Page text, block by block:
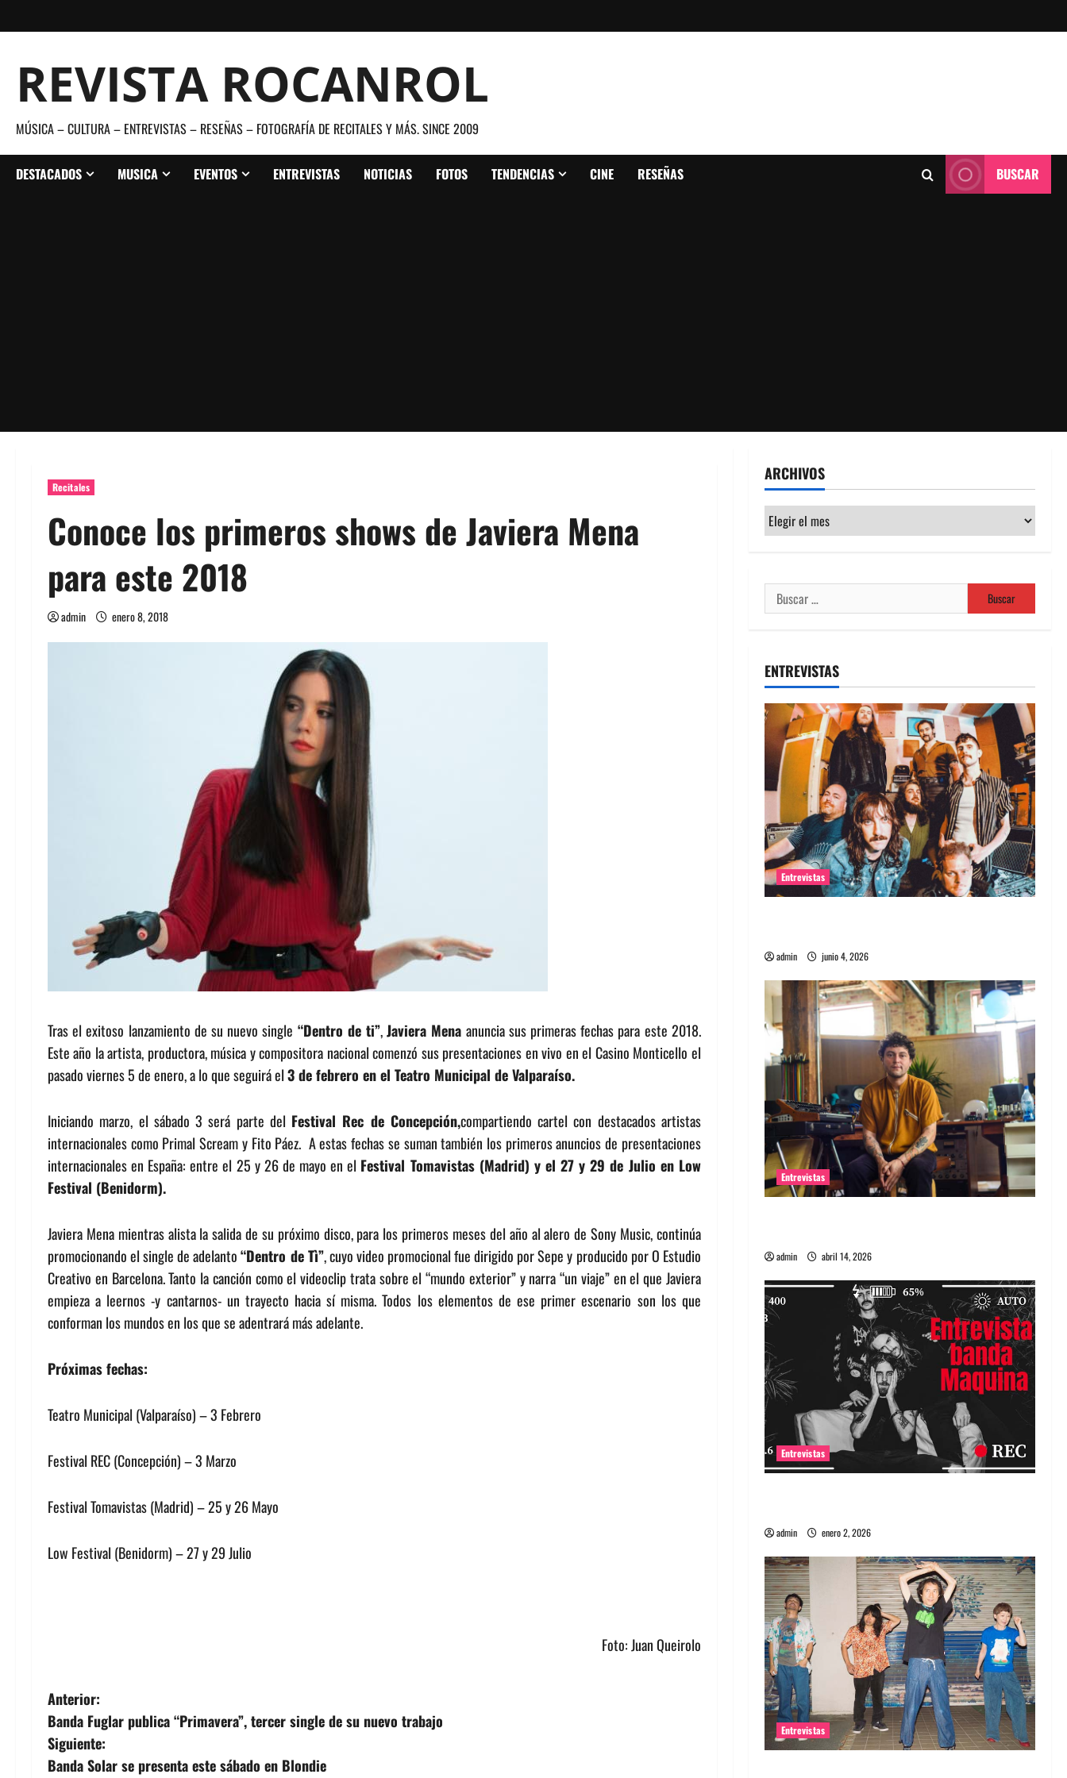
al
REVISTA ROCANROL
MÚSICA – CULTURA – ENTREVISTAS – RESEÑAS – FOTOGRAFÍA DE RECITALES Y MÁS. SINCE 2009
DESTACADOS MUSICA EVENTOS ENTREVISTAS NOTICIAS FOTOS TENDENCIAS CINE RESEÑAS BUSCAR
Recitales
Conoce los primeros shows de Javiera Mena
para este 2018
admin enero 8, 2018
Tras el exitoso lanzamiento de su nuevo single “Dentro de ti”,Javiera Mena anuncia sus primeras fechas para este 2018.
Este año la artista, productora, música y compositora nacional comenzó sus presentaciones en vivo en el Casino Monticello el
pasado viernes 5 de enero, a lo que seguirá el3 de febrero en el Teatro Municipal de Valparaíso.
Iniciando marzo, el sábado 3 será parte del Festival Rec de Concepción,compartiendo cartel con destacados artistas
internacionales como Primal Scream y Fito Páez. A estas fechas se suman también los primeros anuncios de presentaciones
internacionales en España: entre el 25 y 26 de mayo en el Festival Tomavistas (Madrid) y el 27 y 29 de Julio en Low
Festival (Benidorm).
Javiera Mena mientras alista la salida de su próximo disco, para los primeros meses del año al alero de Sony Music, continúa
promocionando el single de adelanto“Dentro de Tì”, cuyo video promocional fue dirigido por Sepe y producido por O Estudio
Creativo en Barcelona. Tanto la canción como el videoclip trata sobre el “mundo exterior” y narra “un viaje” en el que Javiera
empieza a leernos -y cantarnos- un trayecto hacia sí misma. Todos los elementos de ese primer escenario son los que
conforman los mundos en los que se adentrará más adelante.
Próximas fechas:
Teatro Municipal (Valparaíso) – 3 Febrero
Festival REC (Concepción) – 3 Marzo
Festival Tomavistas (Madrid) – 25 y 26 Mayo
Low Festival (Benidorm) – 27 y 29 Julio
Foto: Juan Queirolo
N
a
v
Anterior:
Banda Fuglar publica “Primavera”, tercer single de su nuevo trabajo
Siguiente:
Banda Solar se presenta este sábado en Blondie
ARCHIVOS
Archivos
Buscar:
ENTREVISTAS
Entrevistas
admin junio 4, 2026
Entrevistas
admin abril 14, 2026
Entrevistas
admin enero 2, 2026
Entrevistas